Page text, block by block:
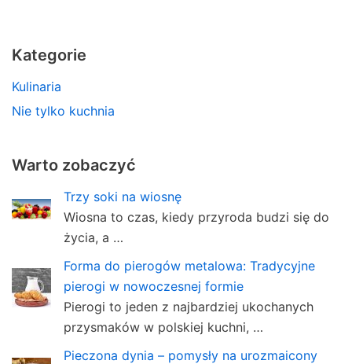
Kategorie
Kulinaria
Nie tylko kuchnia
Warto zobaczyć
Trzy soki na wiosnę
Wiosna to czas, kiedy przyroda budzi się do
życia, a …
Forma do pierogów metalowa: Tradycyjne
pierogi w nowoczesnej formie
Pierogi to jeden z najbardziej ukochanych
przysmaków w polskiej kuchni, …
Pieczona dynia – pomysły na urozmaicony